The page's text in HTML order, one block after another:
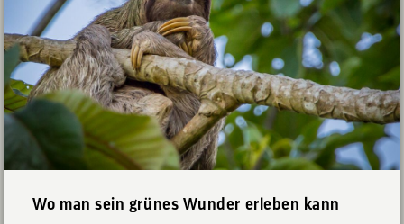
Wo man sein grünes Wunder erleben kann